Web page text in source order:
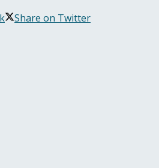
Share on Twitter